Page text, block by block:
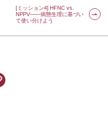
[ミッション4] HFNC vs.
NPPV――病態生理に基づい
て使い分けよう